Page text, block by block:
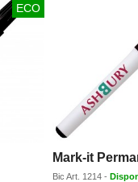
ECO
Mark-it
Bic Art. 1214 -